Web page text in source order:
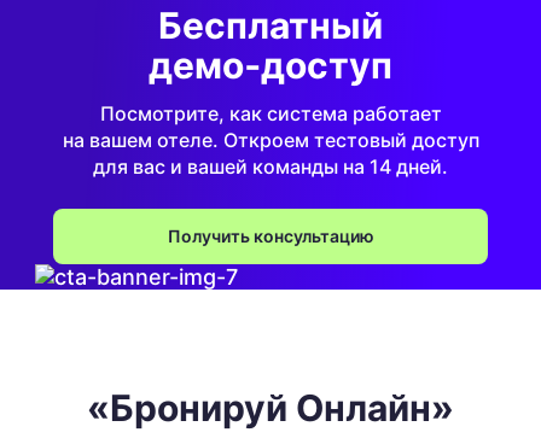
Бесплатный
демо‑доступ
Посмотрите, как система работает
на вашем отеле. Откроем тестовый доступ
для вас и вашей команды на 14 дней.
Получить консультацию
«Бронируй Онлайн»